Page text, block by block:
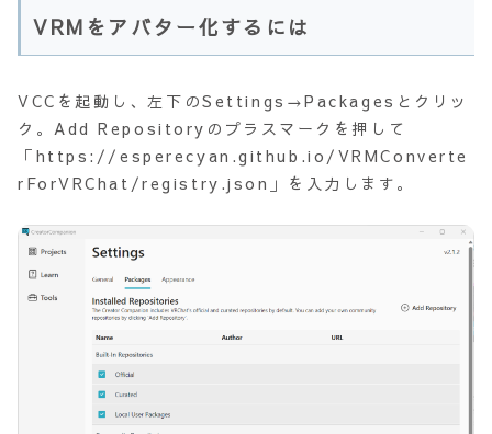
VRMをアバター化するには
VCCを起動し、左下のSettings→Packagesとクリッ
ク。Add Repositoryのプラスマークを押して
「https://esperecyan.github.io/VRMConverte
rForVRChat/registry.json」を入力します。